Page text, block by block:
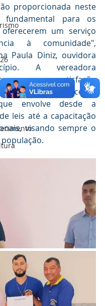
proporcionada neste
fundamental para os
um serviço
à comunidade",
Paula Diniz, ouvidora
A vereadora
sua satisfação
deste processo
envolve desde a
leis até a capacitação
visando sempre o